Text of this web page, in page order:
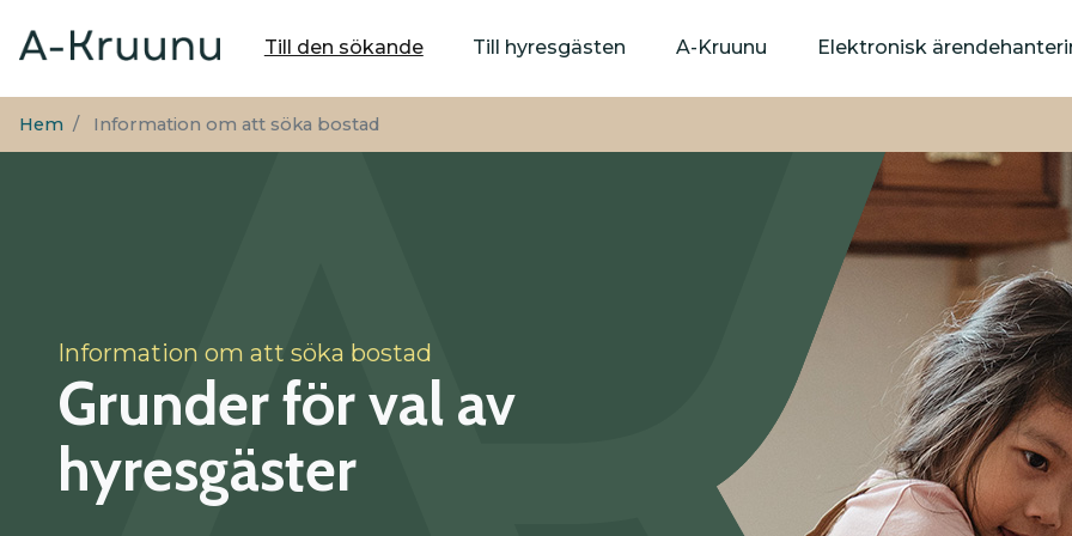
till
Huvudmeny
Till den sökande Till hyresgästen A-Kruunu Elektronisk
Hem Information om att söka bostad
Information om att söka bostad
Grunder för val av
hyresgäster